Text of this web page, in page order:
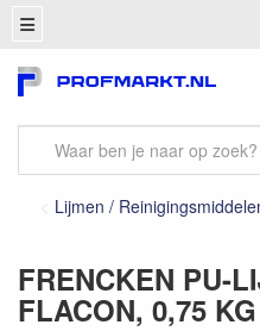
Lijmen /
FRENCKEN PU-
FLACON, 0,75 KG